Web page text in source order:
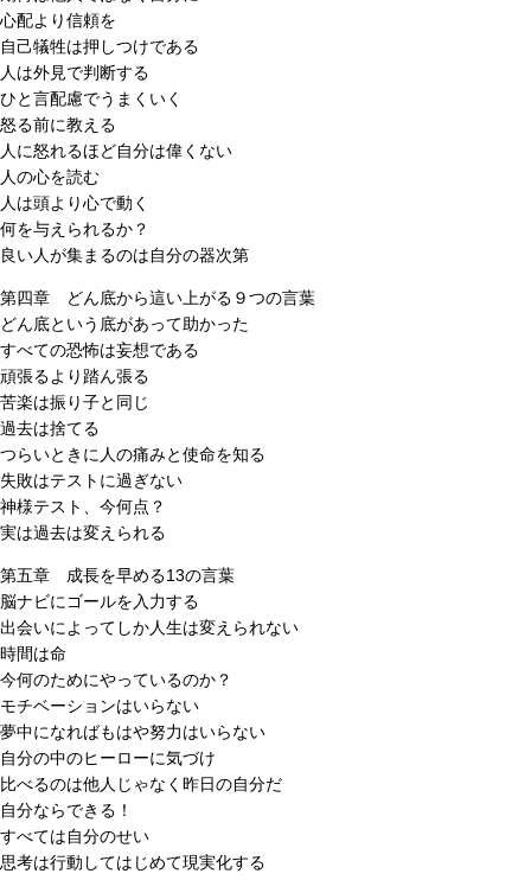
心配より信頼を
自己犠牲は押しつけである
人は外見で判断する
ひと言配慮でうまくいく
怒る前に教える
人に怒れるほど自分は偉くない
人の心を読む
人は頭より心で動く
何を与えられるか？
良い人が集まるのは自分の器次第
第四章 どん底から這い上がる９つの言葉
どん底という底があって助かった
すべての恐怖は妄想である
頑張るより踏ん張る
苦楽は振り子と同じ
過去は捨てる
つらいときに人の痛みと使命を知る
失敗はテストに過ぎない
神様テスト、今何点？
実は過去は変えられる
第五章 成長を早める13の言葉
脳ナビにゴールを入力する
出会いによってしか人生は変えられない
時間は命
今何のためにやっているのか？
モチベーションはいらない
夢中になればもはや努力はいらない
自分の中のヒーローに気づけ
比べるのは他人じゃなく昨日の自分だ
自分ならできる！
すべては自分のせい
思考は行動してはじめて現実化する